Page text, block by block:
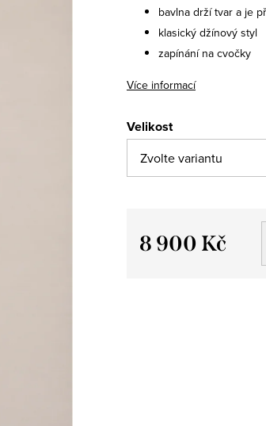
bavlna drží tvar a je
klasický džínový styl
zapínání na cvočky
Více informací
Velikost
8 900 Kč